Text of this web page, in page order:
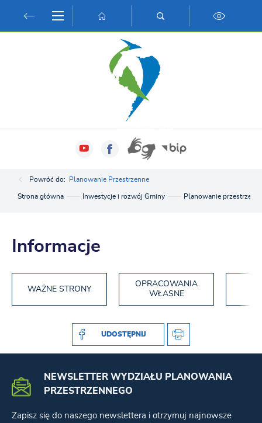
Przejdź do wyszukiwarki.
Przejdź do ustawień wielkości czcionki.
Włącz wersję kontrastową strony.
Powróć do: Planowanie Przestrzenne
Strona główna Inwestycje i rozwój Gminy Planowanie
Informacje
WAŻNE STRONY
OPRACOWANIA
WŁASNE
UDOSTĘPNIJ
NEWSLETTER WYDZIAŁU PLANOWANIA
PRZESTRZENNEGO
Zapisz się do naszego newslettera i otrzymuj najnowsze